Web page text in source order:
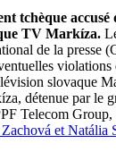
tchèque accusé
TV Markíza.
de la presse
violations
slovaque
détenue par le
Telecom Group,
et Natália